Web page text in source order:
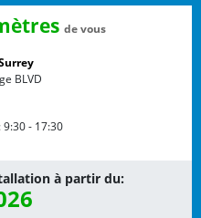
de vous
BLVD
9:30 - 17:30
à partir du: